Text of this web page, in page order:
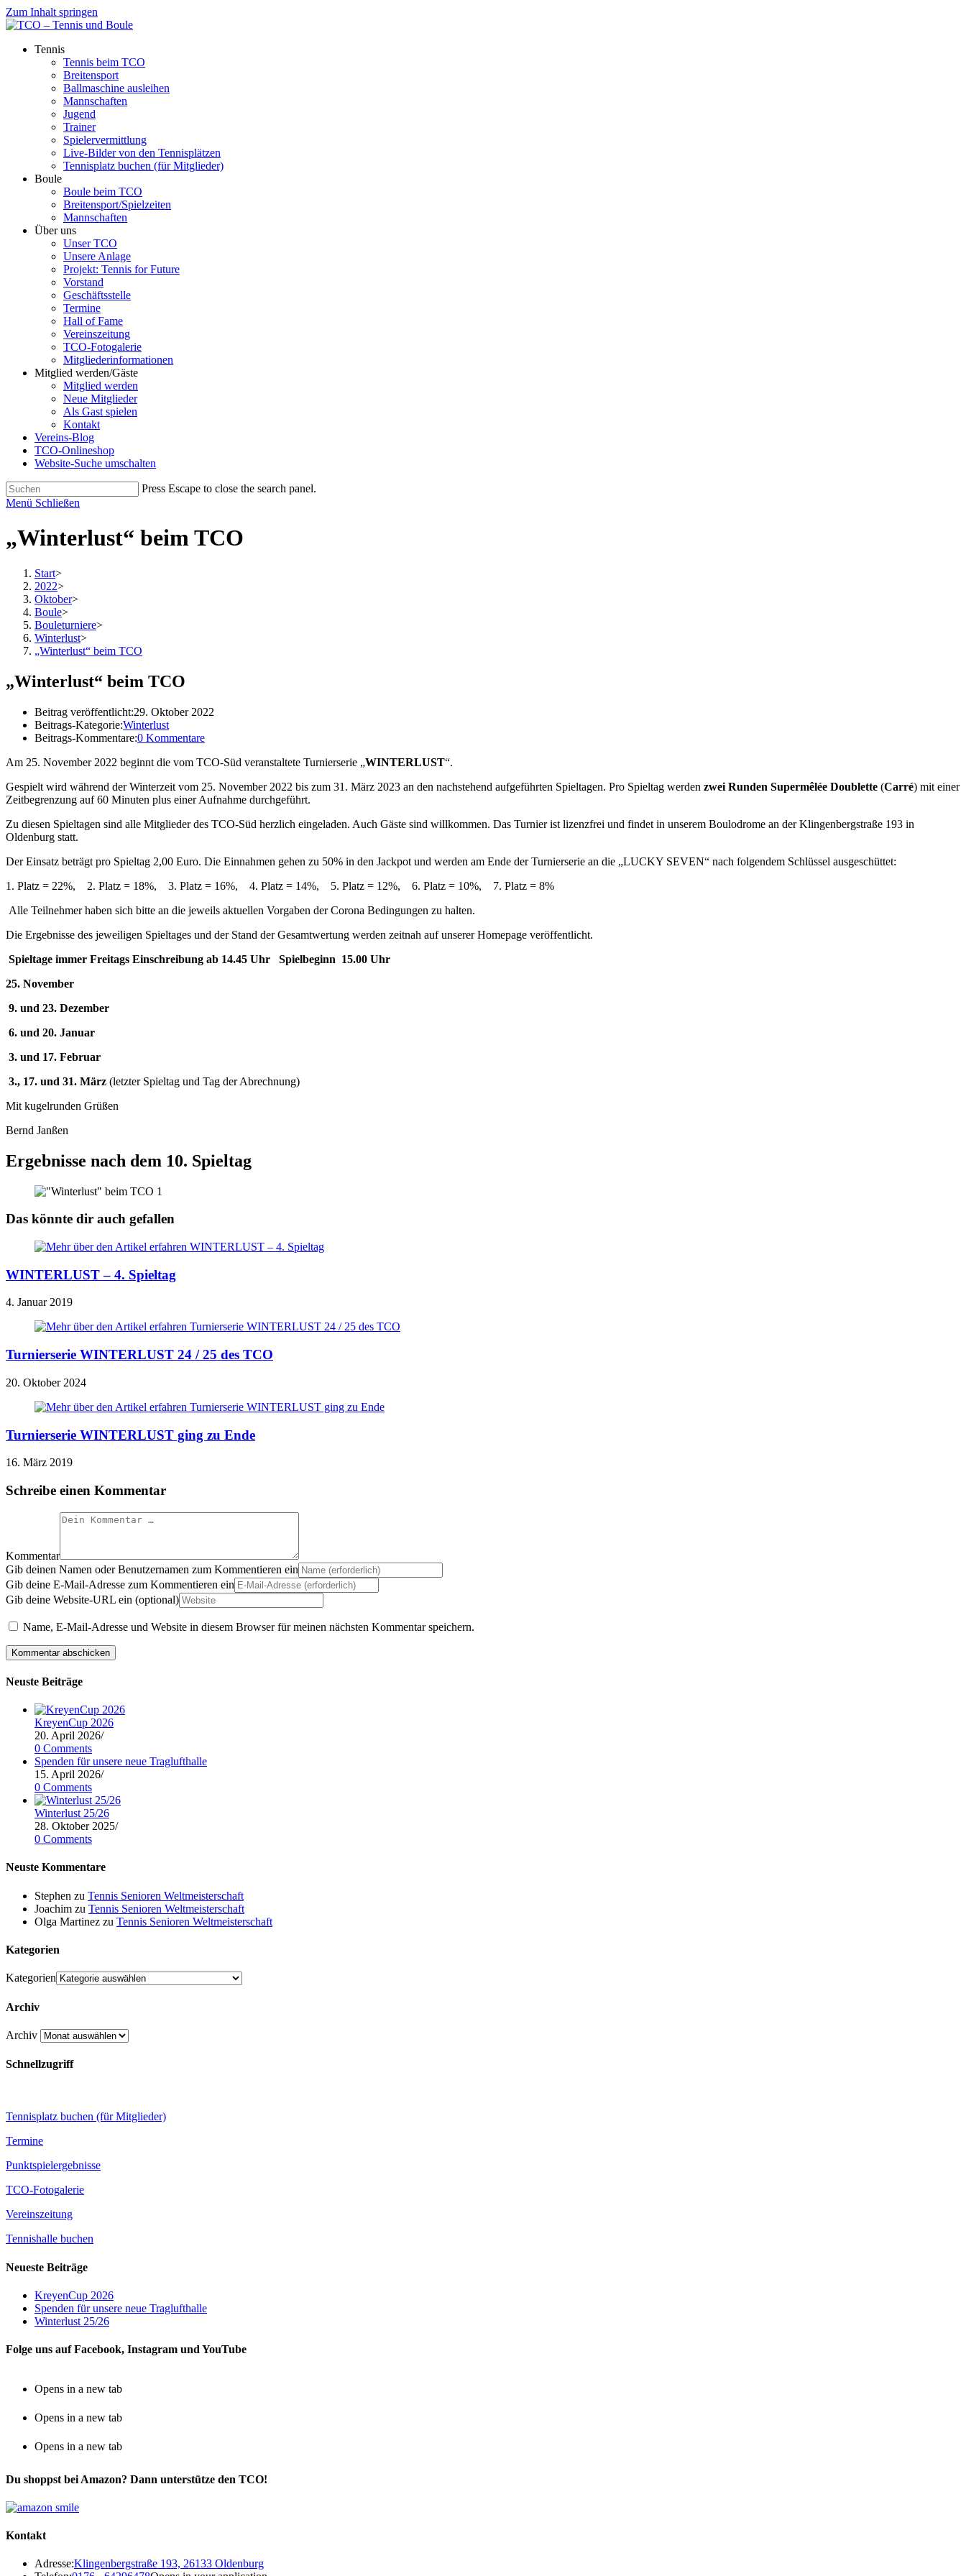
Zum Inhalt springen
Tennis
Tennis beim TCO
Breitensport
Ballmaschine ausleihen
Mannschaften
Jugend
Trainer
Spielervermittlung
Live-Bilder von den Tennisplätzen
Tennisplatz buchen (für Mitglieder)
Boule
Boule beim TCO
Breitensport/Spielzeiten
Mannschaften
Über uns
Unser TCO
Unsere Anlage
Projekt: Tennis for Future
Vorstand
Geschäftsstelle
Termine
Hall of Fame
Vereinszeitung
TCO-Fotogalerie
Mitgliederinformationen
Mitglied werden/Gäste
Mitglied werden
Neue Mitglieder
Als Gast spielen
Kontakt
Vereins-Blog
TCO-Onlineshop
Website-Suche umschalten
Press Escape to close the search panel.
Menü Schließen
„Winterlust“ beim TCO
Start>
2022>
Oktober>
Boule>
Bouleturniere>
Winterlust>
„Winterlust“ beim TCO
„Winterlust“ beim TCO
Beitrag veröffentlicht:29. Oktober 2022
Beitrags-Kategorie:Winterlust
Beitrags-Kommentare:0 Kommentare
Am 25. November 2022 beginnt die vom TCO-Süd veranstaltete Turnierserie „WINTERLUST“.
Gespielt wird während der Winterzeit vom 25. November 2022 bis zum 31. März 2023 an den nachstehend aufgeführten Spieltagen. Pro Spieltag werden zwei Runden Supermêlée Doublette (Carré) mit einer
Zeitbegrenzung auf 60 Minuten plus einer Aufnahme durchgeführt.
Zu diesen Spieltagen sind alle Mitglieder des TCO-Süd herzlich eingeladen. Auch Gäste sind willkommen. Das Turnier ist lizenzfrei und findet in unserem Boulodrome an der Klingenbergstraße 193 in
Oldenburg statt.
Der Einsatz beträgt pro Spieltag 2,00 Euro. Die Einnahmen gehen zu 50% in den Jackpot und werden am Ende der Turnierserie an die „LUCKY SEVEN“ nach folgendem Schlüssel ausgeschüttet:
1. Platz = 22%, 2. Platz = 18%, 3. Platz = 16%, 4. Platz = 14%, 5. Platz = 12%, 6. Platz = 10%, 7. Platz = 8%
Alle Teilnehmer haben sich bitte an die jeweils aktuellen Vorgaben der Corona Bedingungen zu halten.
Die Ergebnisse des jeweiligen Spieltages und der Stand der Gesamtwertung werden zeitnah auf unserer Homepage veröffentlicht.
Spieltage immer Freitags Einschreibung ab 14.45 Uhr Spielbeginn 15.00 Uhr
25. November
9. und 23. Dezember
6. und 20. Januar
3. und 17. Februar
3., 17. und 31. März (letzter Spieltag und Tag der Abrechnung)
Mit kugelrunden Grüßen
Bernd Janßen
Ergebnisse nach dem 10. Spieltag
Das könnte dir auch gefallen
WINTERLUST – 4. Spieltag
4. Januar 2019
Turnierserie WINTERLUST 24 / 25 des TCO
20. Oktober 2024
Turnierserie WINTERLUST ging zu Ende
16. März 2019
Schreibe einen Kommentar
Kommentar
Gib deinen Namen oder Benutzernamen zum Kommentieren ein
Gib deine E-Mail-Adresse zum Kommentieren ein
Gib deine Website-URL ein (optional)
Name, E-Mail-Adresse und Website in diesem Browser für meinen nächsten Kommentar speichern.
Neuste Beiträge
KreyenCup 2026
20. April 2026/
0 Comments
Spenden für unsere neue Traglufthalle
15. April 2026/
0 Comments
Winterlust 25/26
28. Oktober 2025/
0 Comments
Neuste Kommentare
Stephen zu Tennis Senioren Weltmeisterschaft
Joachim zu Tennis Senioren Weltmeisterschaft
Olga Martinez zu Tennis Senioren Weltmeisterschaft
Kategorien
Kategorien
Archiv
Archiv
Schnellzugriff
Tennisplatz buchen (für Mitglieder)
Termine
Punktspielergebnisse
TCO-Fotogalerie
Vereinszeitung
Tennishalle buchen
Neueste Beiträge
KreyenCup 2026
Spenden für unsere neue Traglufthalle
Winterlust 25/26
Folge uns auf Facebook, Instagram und YouTube
Opens in a new tab
Opens in a new tab
Opens in a new tab
Du shoppst bei Amazon? Dann unterstütze den TCO!
Kontakt
Adresse:Klingenbergstraße 193, 26133 Oldenburg